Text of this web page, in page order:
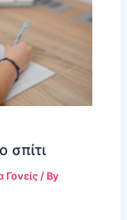
σπίτι
Γονείς / By